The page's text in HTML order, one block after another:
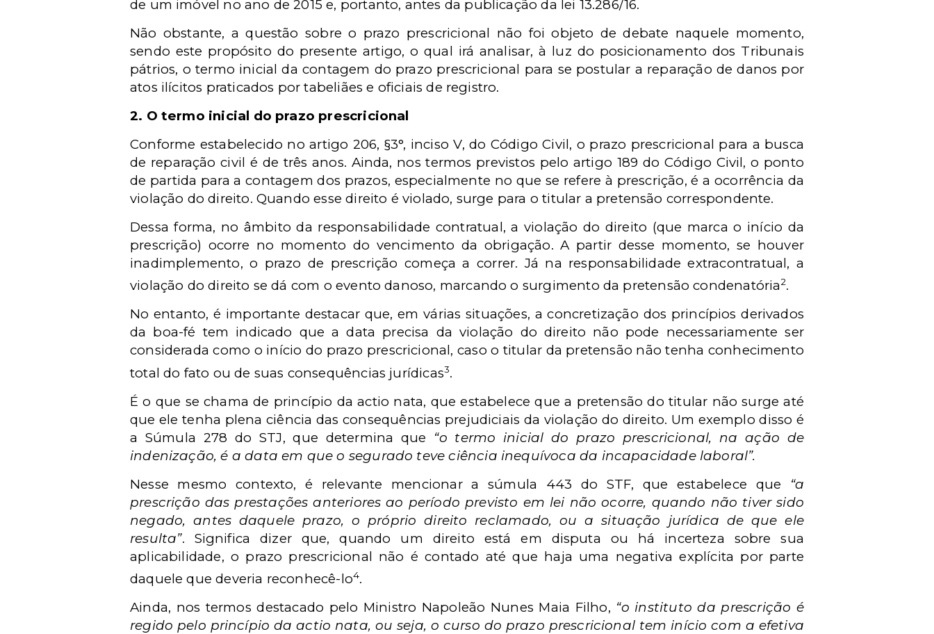
de um imóvel no ano de 2015 e, portanto, antes da publicação da lei 13.286/16.
Não obstante, a questão sobre o prazo prescricional não foi objeto de debate naquele momento,
sendo este propósito do presente artigo, o qual irá analisar, à luz do posicionamento dos Tribunais
pátrios, o termo inicial da contagem do prazo prescricional para se postular a reparação de danos por
atos ilícitos praticados por tabeliães e oficiais de registro.
2. O termo inicial do prazo prescricional
Conforme estabelecido no artigo 206, §3°, inciso V, do Código Civil, o prazo prescricional para a busca
de reparação civil é de três anos. Ainda, nos termos previstos pelo artigo 189 do Código Civil, o ponto
de partida para a contagem dos prazos, especialmente no que se refere à prescrição, é a ocorrência da
violação do direito. Quando esse direito é violado, surge para o titular a pretensão correspondente.
Dessa forma, no âmbito da responsabilidade contratual, a violação do direito (que marca o início da
prescrição) ocorre no momento do vencimento da obrigação. A partir desse momento, se houver
inadimplemento, o prazo de prescrição começa a correr. Já na responsabilidade extracontratual, a
violação do direito se dá com o evento danoso, marcando o surgimento da pretensão condenatória2.
No entanto, é importante destacar que, em várias situações, a concretização dos princípios derivados
da boa-fé tem indicado que a data precisa da violação do direito não pode necessariamente ser
considerada como o início do prazo prescricional, caso o titular da pretensão não tenha conhecimento
total do fato ou de suas consequências jurídicas3.
É o que se chama de princípio da actio nata, que estabelece que a pretensão do titular não surge até
que ele tenha plena ciência das consequências prejudiciais da violação do direito. Um exemplo disso é
a Súmula 278 do STJ, que determina que “o termo inicial do prazo prescricional, na ação de
indenização, é a data em que o segurado teve ciência inequívoca da incapacidade laboral”.
Nesse mesmo contexto, é relevante mencionar a súmula 443 do STF, que estabelece que “a
prescrição das prestações anteriores ao período previsto em lei não ocorre, quando não tiver sido
negado, antes daquele prazo, o próprio direito reclamado, ou a situação jurídica de que ele
resulta”. Significa dizer que, quando um direito está em disputa ou há incerteza sobre sua
aplicabilidade, o prazo prescricional não é contado até que haja uma negativa explícita por parte
daquele que deveria reconhecê-lo4.
Ainda, nos termos destacado pelo Ministro Napoleão Nunes Maia Filho, “o instituto da prescrição é
regido pelo princípio da actio nata, ou seja, o curso do prazo prescricional tem início com a efetiva